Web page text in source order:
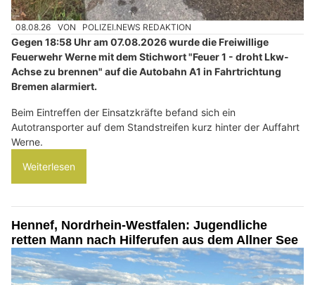
08.08.26 VON POLIZEI.NEWS REDAKTION
Gegen 18:58 Uhr am 07.08.2026 wurde die Freiwillige
Feuerwehr Werne mit dem Stichwort "Feuer 1 - droht Lkw-
Achse zu brennen" auf die Autobahn A1 in Fahrtrichtung
Bremen alarmiert.
Beim Eintreffen der Einsatzkräfte befand sich ein
Autotransporter auf dem Standstreifen kurz hinter der Auffahrt
Werne.
Weiterlesen
Hennef, Nordrhein-Westfalen: Jugendliche
retten Mann nach Hilferufen aus dem Allner See